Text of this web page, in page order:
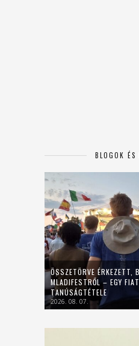
BLOGOK ÉS
ÖSSZETÖRVE ÉRKEZETT,
MLADIFESTRŐL – EGY
TANÚSÁGTÉTELE
2026. 08. 07.